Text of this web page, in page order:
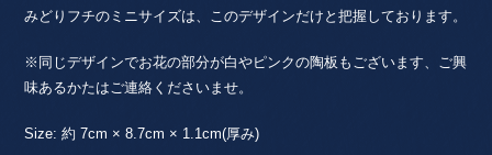
みどりフチのミニサイズは、このデザインだけと把握しております。
※同じデザインでお花の部分が白やピンクの陶板もございます、ご興
味あるかたはご連絡くださいませ。
Size: 約 7cm × 8.7cm × 1.1cm(厚み)